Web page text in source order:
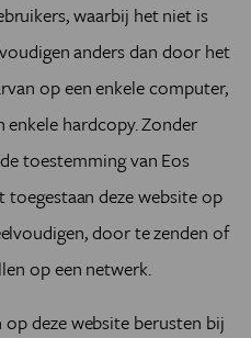
waarbij het niet is
anders dan door het
op een enkele computer,
hardcopy. Zonder
toestemming van Eos
toegestaan deze website op
door te zenden of
op een netwerk.
deze website berusten bij